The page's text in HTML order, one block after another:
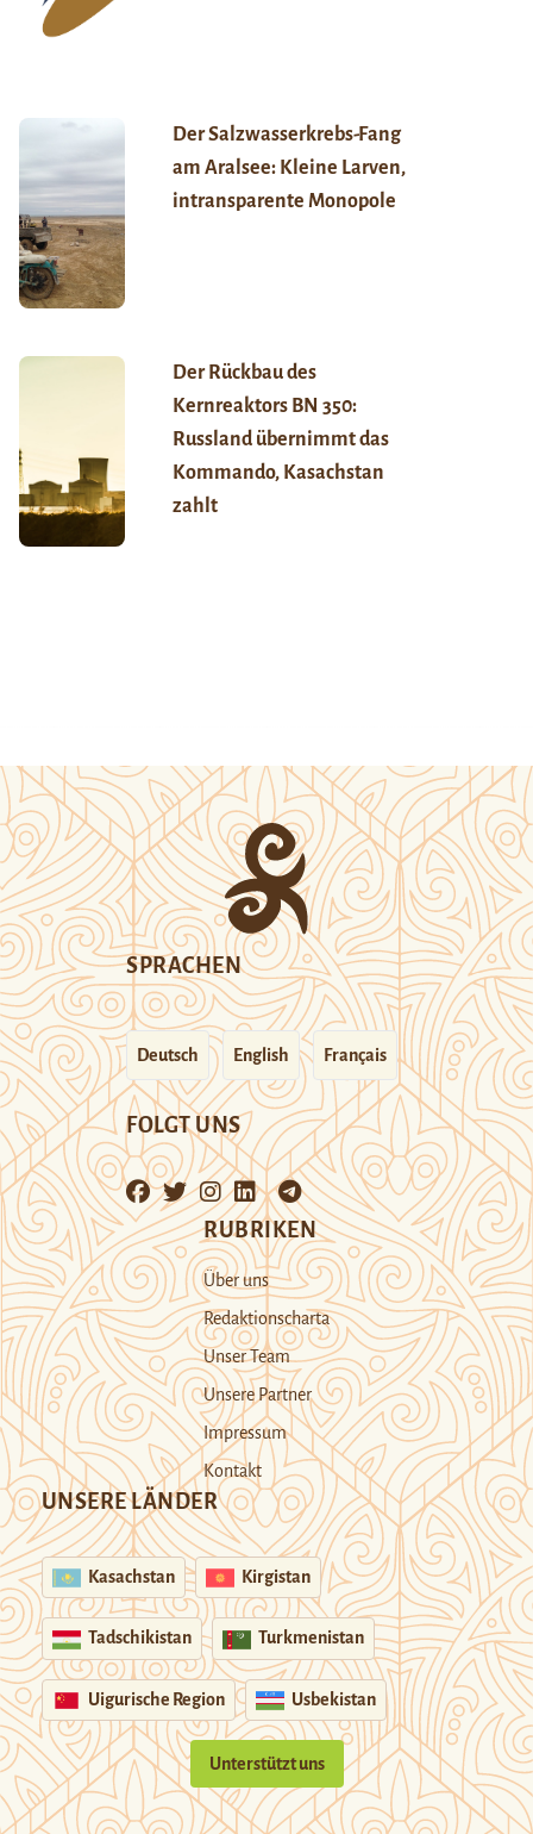
Der Salzwasserkrebs-Fang
am Aralsee: Kleine Larven,
intransparente Monopole
Der Rückbau des
Kernreaktors BN 350:
Russland übernimmt das
Kommando, Kasachstan
zahlt
SPRACHEN
Deutsch English Français
FOLGT UNS
RUBRIKEN
Über uns
Redaktionscharta
Unser Team
Unsere Partner
Impressum
Kontakt
UNSERE LÄNDER
Kasachstan Kirgistan
Tadschikistan Turkmenistan
Uigurische Region Usbekistan
Unterstützt uns